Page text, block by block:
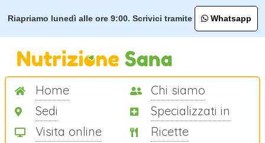
Riapriamo lunedì alle ore 9:00. Scrivici tramite Whatsapp
Home
Chi siamo
Sedi
Specializzati in
Visita online
Ricette